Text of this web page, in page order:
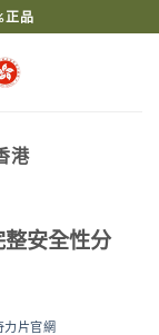
正品
港
安全性分
力片官網